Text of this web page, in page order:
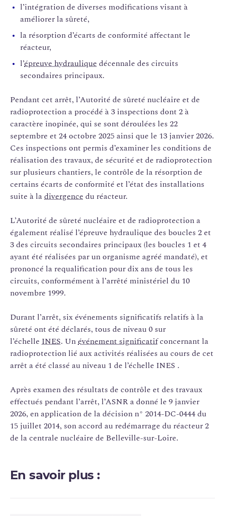
l’intégration de diverses modifications visant à
améliorer la sûreté,
la résorption d’écarts de conformité affectant le
réacteur,
l’épreuve hydraulique décennale des circuits
secondaires principaux.
Pendant cet arrêt, l’Autorité de sûreté nucléaire et de
radioprotection a procédé à 3 inspections dont 2 à
caractère inopinée, qui se sont déroulées les 22
septembre et 24 octobre 2025 ainsi que le 13 janvier 2026.
Ces inspections ont permis d’examiner les conditions de
réalisation des travaux, de sécurité et de radioprotection
sur plusieurs chantiers, le contrôle de la résorption de
certains écarts de conformité et l’état des installations
suite à ladivergence du réacteur.
L’Autorité de sûreté nucléaire et de radioprotection a
également réalisé l’épreuve hydraulique des boucles 2 et
3 des circuits secondaires principaux (les boucles 1 et 4
ayant été réalisées par un organisme agréé mandaté), et
prononcé la requalification pour dix ans de tous les
circuits, conformément à l’arrêté ministériel du 10
novembre 1999.
Durant l’arrêt, six événements significatifs relatifs à la
sûreté ont été déclarés, tous de niveau 0 sur
l’échelle INES. Unévénement significatifconcernant la
radioprotection lié aux activités réalisées au cours de cet
arrêt a été classé au niveau 1 de l’échelle INES .
Après examen des résultats de contrôle et des travaux
effectués pendant l’arrêt, l’ASNR a donné le 9 janvier
2026, en application de la décision n° 2014-DC-0444 du
15 juillet 2014, son accord au redémarrage du réacteur 2
de la centrale nucléaire de Belleville-sur-Loire.
En savoir plus :